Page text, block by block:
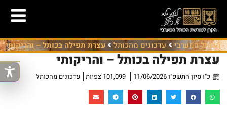
הכותל המערבי עדכונים מהכותל עצרת תפילה בכותל – והריקותי
עצרת תפילה בכותל – והריקותי
כ"ו סיון התשפ"ו 11/06/2026 101,099 צפיות עדכונים מהכותל